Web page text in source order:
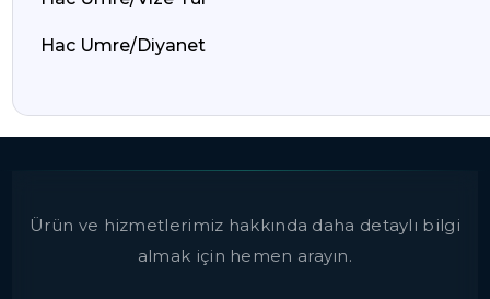
Hac Umre/Diyanet
Ürün ve hizmetlerimiz hakkında daha detaylı bilgi
almak için hemen arayın.